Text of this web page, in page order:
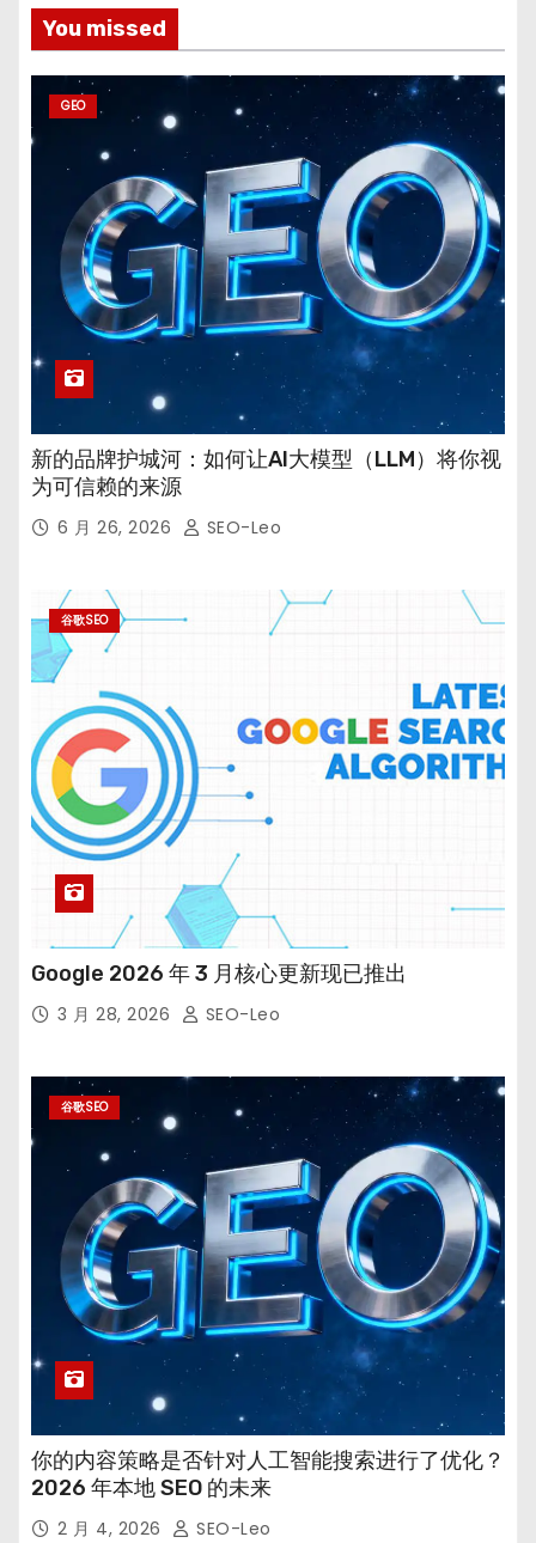
You missed
GEO
新的品牌护城河：如何让AI大模型（LLM）将你视
为可信赖的来源
6 月 26, 2026 SEO-Leo
谷歌SEO
Google 2026 年 3 月核心更新现已推出
3 月 28, 2026 SEO-Leo
谷歌SEO
你的内容策略是否针对人工智能搜索进行了优化？
2026 年本地 SEO 的未来
2 月 4, 2026 SEO-Leo